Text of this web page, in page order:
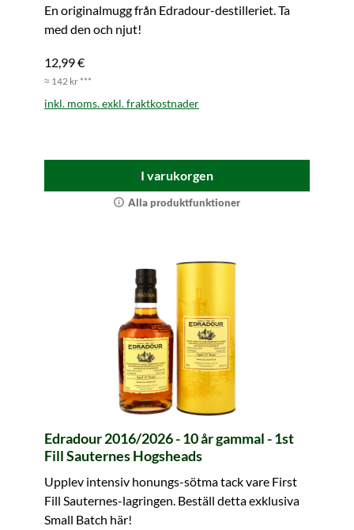
En originalmugg från Edradour-destilleriet. Ta
med den och njut!
12,99 €
≈ 142 kr ***
inkl. moms. exkl. fraktkostnader
I varukorgen
Alla produktfunktioner
Edradour 2016/2026 - 10 år gammal - 1st
Fill Sauternes Hogsheads
Upplev intensiv honungs-sötma tack vare First
Fill Sauternes-lagringen. Beställ detta exklusiva
Small Batch här!